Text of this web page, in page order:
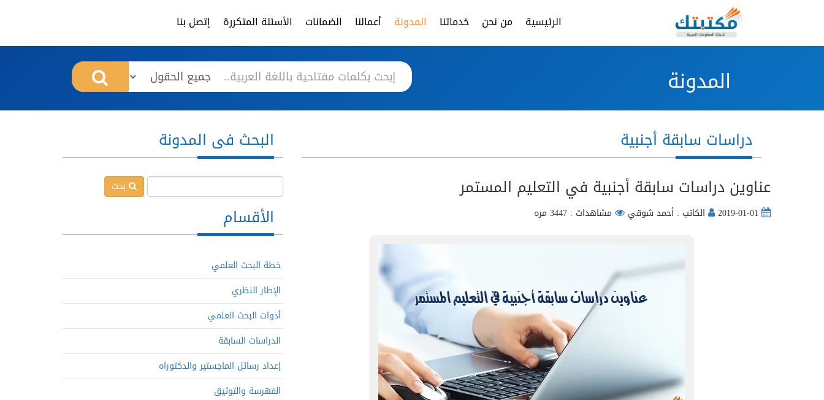
الرئيسية من نحن خدماتنا المدونة أعمالنا الضمانات الأسئلة المتكررة إتصل بنا
المدونة
دراسات سابقة أجنبية
عناوين دراسات سابقة أجنبية في التعليم المستمر
الكاتب : أحمد شوقي مشاهدات : 3447 مره
البحث فى المدونة
بحث
الأقسام
خطة البحث العلمي
الإطار النظري
أدوات البحث العلمي
الدراسات السابقة
إعداد رسائل الماجستير والدكتوراه
الفهرسة والتوثيق